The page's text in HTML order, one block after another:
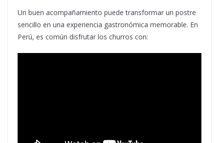
Un buen acompañamiento puede transformar un postre
sencillo en una experiencia gastronómica memorable. En
Perú, es común disfrutar los churros con: